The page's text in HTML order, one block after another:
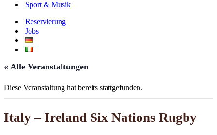
Sport & Musik
Reservierung
Jobs
« Alle Veranstaltungen
Diese Veranstaltung hat bereits stattgefunden.
Italy – Ireland Six Nations Rugby